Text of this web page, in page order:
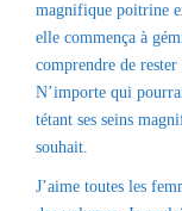
magnifique poitrine
elle commença à
comprendre de
N’importe qui
tétant ses seins
souhait.
J’aime toutes les